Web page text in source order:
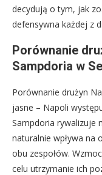
decydują o tym, jak
defensywna każdej z
Porównanie
Sampdoria w
Porównanie drużyn
jasne – Napoli
Sampdoria rywalizuje
naturalnie wpływa na
obu zespołów.
celu utrzymanie ich